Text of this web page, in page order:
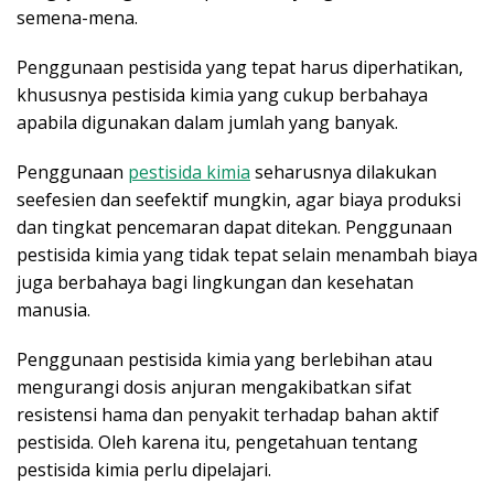
semena-mena.
Penggunaan pestisida yang tepat harus diperhatikan,
khususnya pestisida kimia yang cukup berbahaya
apabila digunakan dalam jumlah yang banyak.
Penggunaan pestisida kimia seharusnya dilakukan
seefesien dan seefektif mungkin, agar biaya produksi
dan tingkat pencemaran dapat ditekan. Penggunaan
pestisida kimia yang tidak tepat selain menambah biaya
juga berbahaya bagi lingkungan dan kesehatan
manusia.
Penggunaan pestisida kimia yang berlebihan atau
mengurangi dosis anjuran mengakibatkan sifat
resistensi hama dan penyakit terhadap bahan aktif
pestisida. Oleh karena itu, pengetahuan tentang
pestisida kimia perlu dipelajari.